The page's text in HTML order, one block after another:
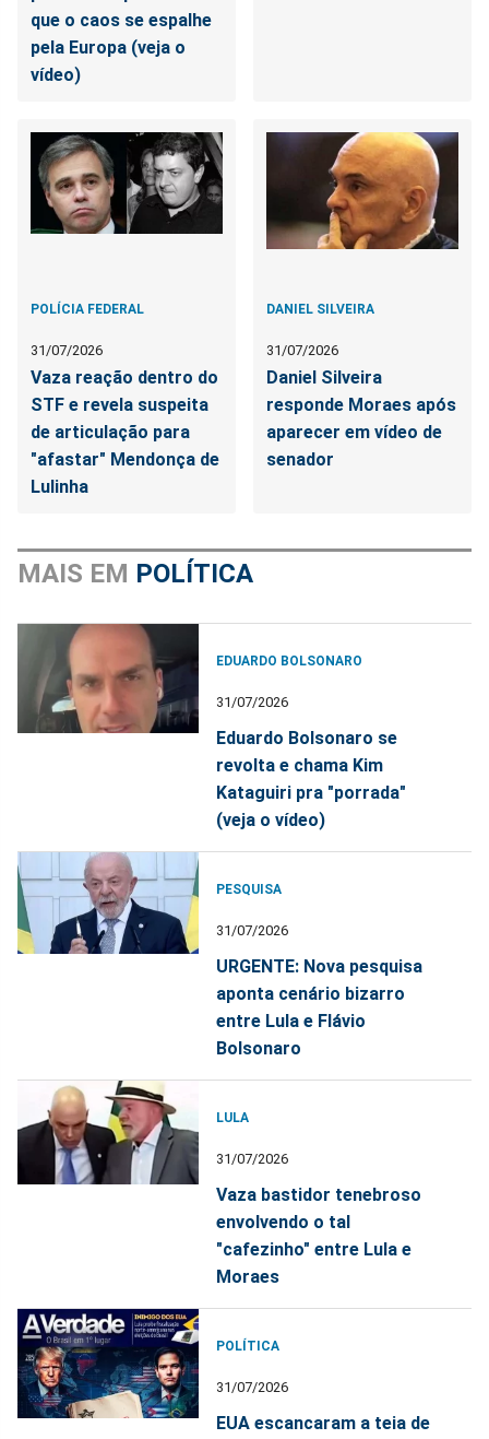
que o caos se espalhe
pela Europa (veja o
vídeo)
POLÍCIA FEDERAL
31/07/2026
Vaza reação dentro do
STF e revela suspeita
de articulação para
"afastar" Mendonça de
Lulinha
DANIEL SILVEIRA
31/07/2026
Daniel Silveira
responde Moraes após
aparecer em vídeo de
senador
MAIS EM POLÍTICA
EDUARDO BOLSONARO
31/07/2026
Eduardo Bolsonaro se
revolta e chama Kim
Kataguiri pra "porrada"
(veja o vídeo)
PESQUISA
31/07/2026
URGENTE: Nova pesquisa
aponta cenário bizarro
entre Lula e Flávio
Bolsonaro
LULA
31/07/2026
Vaza bastidor tenebroso
envolvendo o tal
"cafezinho" entre Lula e
Moraes
POLÍTICA
31/07/2026
EUA escancaram a teia de